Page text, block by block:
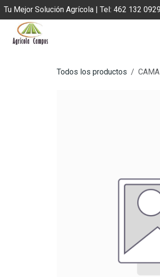
Tu Mejor Solución Agrícola | Tel: 462 132
Todos los productos